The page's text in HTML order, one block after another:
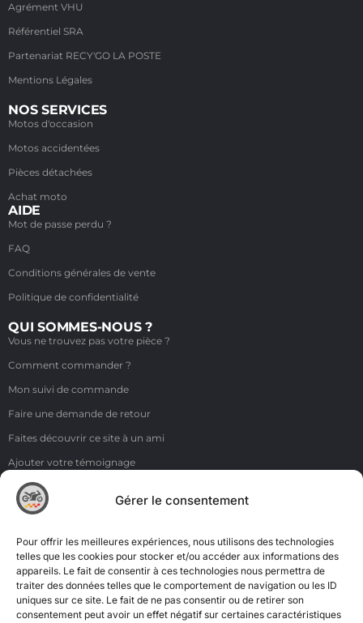
Gérer le consentement
Pour offrir les meilleures expériences, nous utilisons des technologies
telles que les cookies pour stocker et/ou accéder aux informations des
appareils. Le fait de consentir à ces technologies nous permettra de
traiter des données telles que le comportement de navigation ou les ID
uniques sur ce site. Le fait de ne pas consentir ou de retirer son
consentement peut avoir un effet négatif sur certaines caractéristiques
Agrément VHU
Référentiel SRA
Partenariat RECY'GO LA POSTE
Mentions Légales
NOS SERVICES
Motos d'occasion
Motos accidentées
Pièces détachées
Achat moto
AIDE
Mot de passe perdu ?
FAQ
Conditions générales de vente
Politique de confidentialité
QUI SOMMES-NOUS ?
Vous ne trouvez pas votre pièce ?
Comment commander ?
Mon suivi de commande
Faire une demande de retour
Faites découvrir ce site à un ami
Ajouter votre témoignage
Voir tous les témoignages
Liens
NOS COORDONNÉES
ZI de la Moinerie - 8 rue du Roussillon 91220 Bretigny sur Orge
Email: contact@accimoto.com
Standard : +33(0)1 69 88 16 16